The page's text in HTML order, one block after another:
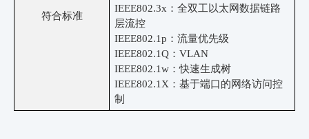
符合标准
IEEE802.3x：全双工以太网数据链路
层流控
IEEE802.1p：流量优先级
IEEE802.1Q：VLAN
IEEE802.1w：快速生成树
IEEE802.1X：基于端口的网络访问控
制